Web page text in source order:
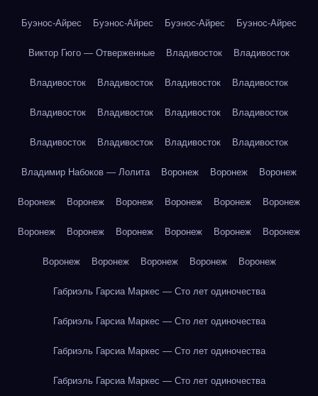
Буэнос-Айрес Буэнос-Айрес Буэнос-Айрес Буэнос-Айрес
Виктор Гюго — Отверженные Владивосток Владивосток
Владивосток Владивосток Владивосток Владивосток
Владивосток Владивосток Владивосток Владивосток
Владивосток Владивосток Владивосток Владивосток
Владимир Набоков — Лолита Воронеж Воронеж Воронеж
Воронеж Воронеж Воронеж Воронеж Воронеж Воронеж
Воронеж Воронеж Воронеж Воронеж Воронеж Воронеж
Воронеж Воронеж Воронеж Воронеж Воронеж
Габриэль Гарсиа Маркес — Сто лет одиночества
Габриэль Гарсиа Маркес — Сто лет одиночества
Габриэль Гарсиа Маркес — Сто лет одиночества
Габриэль Гарсиа Маркес — Сто лет одиночества